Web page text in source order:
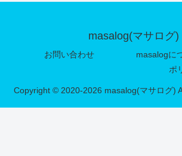
masalog(マサログ)
お問い合わせ
masalogに
ポ
Copyright © 2020-2026 masalog(マサログ)